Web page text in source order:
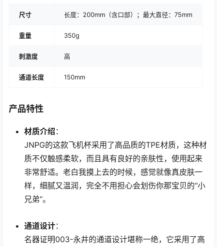
尺寸 长度：200mm（含口部）；最大直径：75mm
重量 350g
刺激度 高
通道长度 150mm
产品特性
材质介绍 ：
JNPG的这款飞机杯采用了高品质的TPE材质，这种材
质不仅触感柔软，而且具有良好的亲肤性，使用起来
非常舒适。老白我摸上去的时候，感觉就像真皮肤一
样，细腻又温润，完全不用担心会划伤你那宝贝的“小
兄弟”。
通道设计：
名器证明003-永井的通道设计堪称一绝，它采用了高